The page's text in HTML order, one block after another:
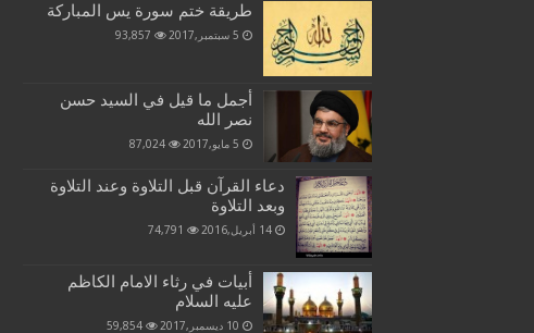
طريقة ختم سورة يس المباركة
5 سبتمبر,2017 93,857
أجمل ما قيل في السيد حسن
نصر الله
5 مايو,2017 87,024
دعاء القرآن قبل التلاوة وعند التلاوة
وبعد التلاوة
14 أبريل,2016 74,791
أبيات في رثاء الامام الكاظم
عليه السلام
10 ديسمبر,2017 59,854